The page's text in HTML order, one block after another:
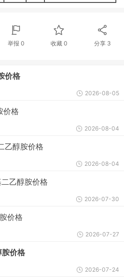
举报 0 收藏 0 分享 3
价格
2026-08-05
价格
2026-08-04
乙醇胺价格
2026-08-04
乙醇胺价格
2026-07-30
价格
2026-07-27
价格
2026-07-24